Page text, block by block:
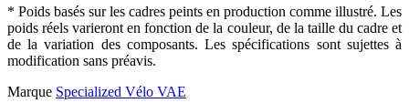
* Poids basés sur les cadres peints en production comme illustré. Les
poids réels varieront en fonction de la couleur, de la taille du cadre et
de la variation des composants. Les spécifications sont sujettes à
modification sans préavis.
Marque Specialized Vélo VAE